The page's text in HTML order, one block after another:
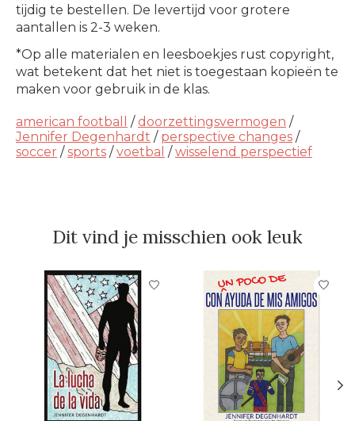
tijdig te bestellen. De levertijd voor grotere
aantallen is 2-3 weken.
*Op alle materialen en leesboekjes rust copyright,
wat betekent dat het niet is toegestaan kopieën te
maken voor gebruik in de klas.
american football /doorzettingsvermogen /
Jennifer Degenhardt / perspective changes /
soccer /sports /voetbal /wisselend perspectief
Dit vind je misschien ook leuk
Items van productcarrousel